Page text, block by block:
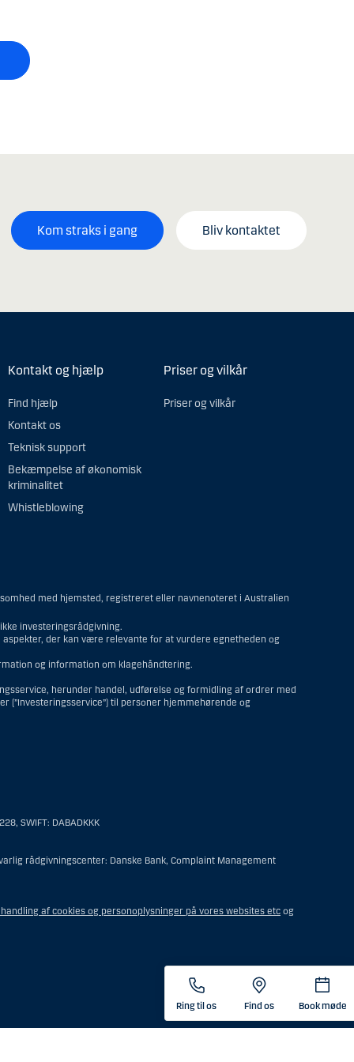
Kom straks i gang Bliv kontaktet
Kontakt og hjælp
Find hjælp
Kontakt os
Teknisk support
Bekæmpelse af økonomisk
kriminalitet
Whistleblowing
Priser og vilkår
Priser og vilkår
med hjemsted, registreret eller navnenoteret i Australien
investeringsrådgivning.
der kan være relevante for at vurdere egnetheden og
og information om klagehåndtering.
herunder handel, udførelse og formidling af ordrer med
til personer hjemmehørende og
af følgende:
rådgivningscenter eller en anden form for repræsentation
for sit virke, og som varetager opgaver og reguleres som
medmindre boet er underlagt udenlandsk lov, og
konto, som forvaltes af en mægler eller anden person med et
SWIFT: DABADKKK
rådgivningscenter: Danske Bank, Complaint Management
af cookies og personoplysninger på vores websites etc og
Ring til os Find os Book møde